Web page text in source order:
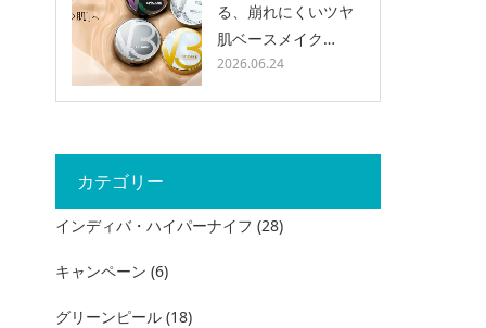
る、崩れにくいツヤ
肌ベースメイク…
2026.06.24
カテゴリー
インディバ・ハイパーナイフ (28)
キャンペーン (6)
グリーンピール (18)